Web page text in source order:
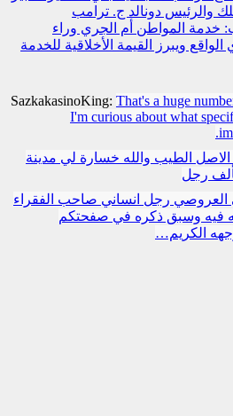
والرئيس دونالد ج. ترامب
خدمة المواطن أم الجري وراء
ويبرز القيمة الأخلاقية للخدمة
SazkakasinoKing: That's a huge
I'm curious about what
الطيب والله خسارة لي مدينة
رجل
رجل انساني صاحب الفقراء
فيه وسبق ذكره في صفحتكم
الكريم…